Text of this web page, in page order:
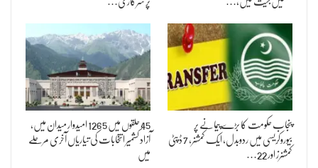
پنجاب حکومت کا بڑے پیمانے پر
بیوروکریسی میں ردوبدل، ایک کمشنر، 7 ڈپٹی
کمشنرز اور 22…
45 حلقوں میں 1265 امیدوار میدان میں،
آزاد کشمیر انتخابات کی تیاریاں آخری مرحلے
میں